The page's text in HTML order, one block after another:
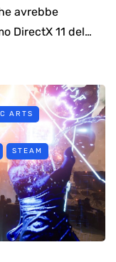
avrebbe
DirectX 11 del…
ARTS
STEAM